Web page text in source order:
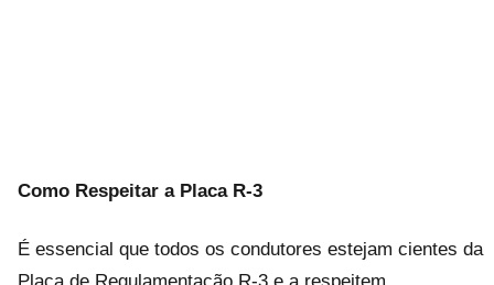
Como Respeitar a Placa R-3
É essencial que todos os condutores estejam cientes da